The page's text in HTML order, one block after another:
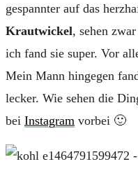
gespannter auf das
Krautwickel, sehen
ich fand sie super. Vor
Mein Mann hingegen
lecker. Wie sehen die
bei Instagram vorbei 🙂